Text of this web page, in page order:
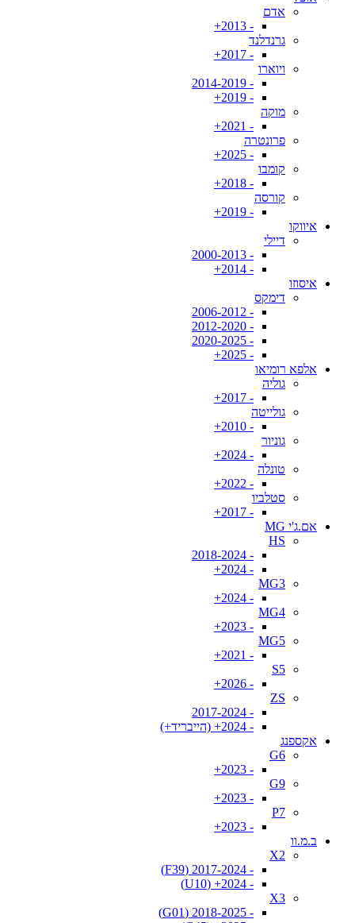
אדם
- 2013+
גרנדלנד
- 2017+
ויוארו
- 2014-2019
- 2019+
מוקה
- 2021+
פרונטרה
- 2025+
קומבו
- 2018+
קורסה
- 2019+
איווקו
דיילי
- 2000-2013
- 2014+
איסוזו
דימקס
- 2006-2012
- 2012-2020
- 2020-2025
- 2025+
אלפא רומיאו
גוליה
- 2017+
גולייטה
- 2010+
גוניור
- 2024+
טונלה
- 2022+
סטלביו
- 2017+
אם.ג'י MG
HS
- 2018-2024
- 2024+
MG3
- 2024+
MG4
- 2023+
MG5
- 2021+
S5
- 2026+
ZS
- 2017-2024
- 2024+ (הייבריד+)
אקספנג
G6
- 2023+
G9
- 2023+
P7
- 2023+
ב.מ.וו
X2
- 2017-2024 (F39)
- 2024+ (U10)
X3
- 2018-2025 (G01)